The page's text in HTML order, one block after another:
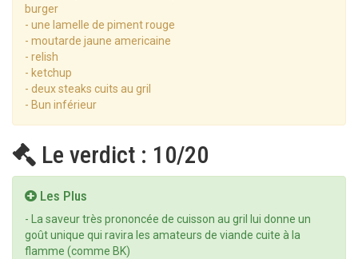
burger
- une lamelle de piment rouge
- moutarde jaune americaine
- relish
- ketchup
- deux steaks cuits au gril
- Bun inférieur
Le verdict : 10/20
Les Plus
- La saveur très prononcée de cuisson au gril lui donne un
goût unique qui ravira les amateurs de viande cuite à la
flamme (comme BK)